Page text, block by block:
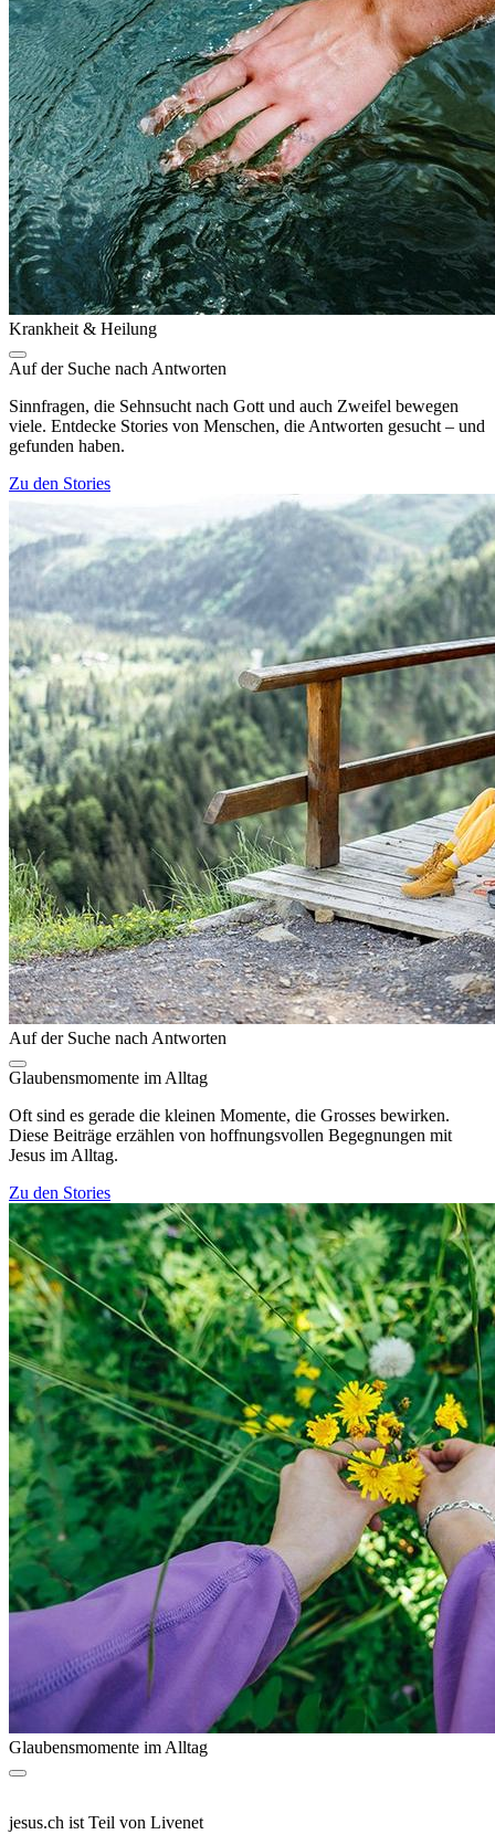
Krankheit & Heilung
Auf der Suche nach Antworten
Sinnfragen, die Sehnsucht nach Gott und auch Zweifel bewegen
viele. Entdecke Stories von Menschen, die Antworten gesucht – und
gefunden haben.
Zu den Stories
Auf der Suche nach Antworten
Glaubensmomente im Alltag
Oft sind es gerade die kleinen Momente, die Grosses bewirken.
Diese Beiträge erzählen von hoffnungsvollen Begegnungen mit
Jesus im Alltag.
Zu den Stories
Glaubensmomente im Alltag
jesus.ch ist Teil von Livenet